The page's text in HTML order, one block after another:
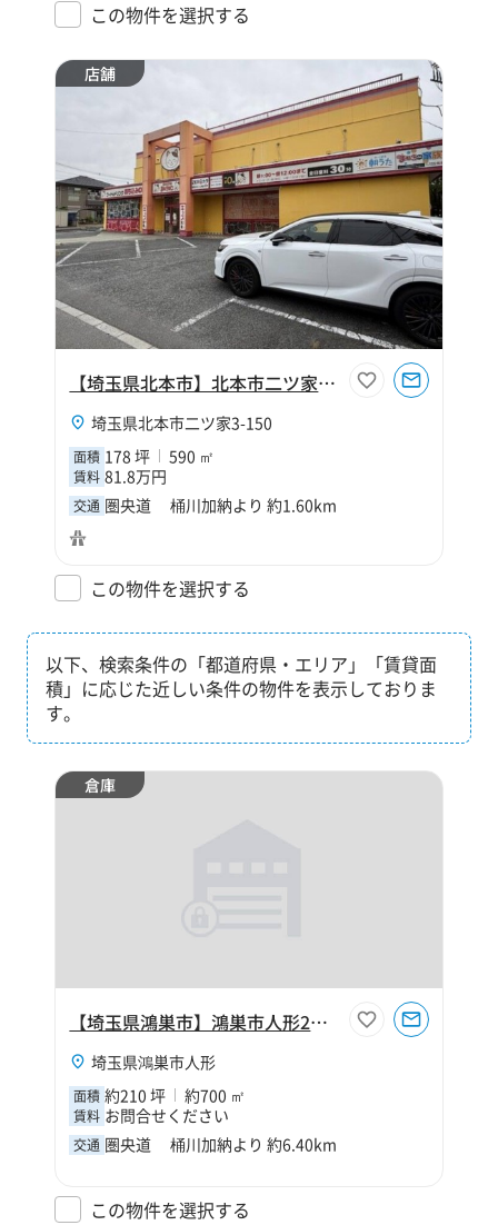
この物件を選択する
店舗
【埼玉県北本市】北本市二ツ家3丁目178坪店舗
埼玉県北本市二ツ家3-150
面積 178 坪 590 ㎡
賃料 81.8万円
交通 圏央道 桶川加納より 約1.60km
この物件を選択する
以下、検索条件の「都道府県・エリア」「賃貸面
積」に応じた近しい条件の物件を表示しておりま
す。
倉庫
【埼玉県鴻巣市】鴻巣市人形2丁目210坪倉庫
埼玉県鴻巣市人形
面積 約210 坪 約700 ㎡
賃料 お問合せください
交通 圏央道 桶川加納より 約6.40km
この物件を選択する